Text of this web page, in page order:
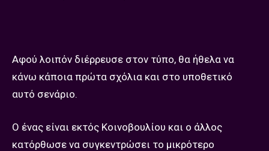
Αφού λοιπόν διέρρευσε στον τύπο, θα ήθελα να
κάνω κάποια πρώτα σχόλια και στο υποθετικό
αυτό σενάριο.
Ο ένας είναι εκτός Κοινοβουλίου και ο άλλος
κατόρθωσε να συγκεντρώσει το μικρότερο